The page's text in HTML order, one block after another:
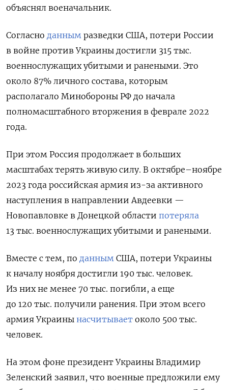
объяснял военачальник.
Согласно данным разведки США, потери России
в войне против Украины достигли 315 тыс.
военнослужащих убитыми и ранеными. Это
около 87% личного состава, которым
располагало Минобороны РФ до начала
полномасштабного вторжения в феврале 2022
года.
При этом Россия продолжает в больших
масштабах терять живую силу. В октябре–ноябре
2023 года российская армия из-за активного
наступления в направлении Авдеевки —
Новопавловке в Донецкой области потеряла
13 тыс. военнослужащих убитыми и ранеными.
Вместе с тем, по данным США, потери Украины
к началу ноября достигли 190 тыс. человек.
Из них не менее 70 тыс. погибли, а еще
до 120 тыс. получили ранения. При этом всего
армия Украины насчитывает около 500 тыс.
человек.
На этом фоне президент Украины Владимир
Зеленский заявил, что военные предложили ему